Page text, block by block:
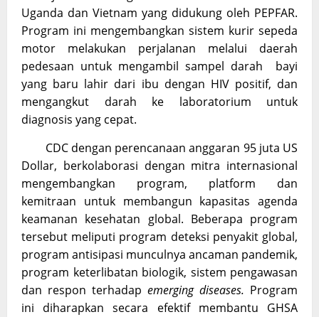
Uganda dan Vietnam yang didukung oleh PEPFAR.
Program ini mengembangkan sistem kurir sepeda
motor melakukan perjalanan melalui daerah
pedesaan untuk mengambil sampel darah bayi
yang baru lahir dari ibu dengan HIV positif, dan
mengangkut darah ke laboratorium untuk
diagnosis yang cepat.
CDC dengan perencanaan anggaran 95 juta US
Dollar, berkolaborasi dengan mitra internasional
mengembangkan program, platform dan
kemitraan untuk membangun kapasitas agenda
keamanan kesehatan global. Beberapa program
tersebut meliputi program deteksi penyakit global,
program antisipasi munculnya ancaman pandemik,
program keterlibatan biologik, sistem pengawasan
dan respon terhadap emerging diseases. Program
ini diharapkan secara efektif membantu GHSA